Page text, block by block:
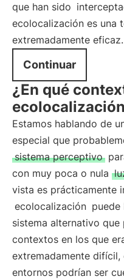
que han sido
ecolocalización es una
extremadamente eficaz.
Continuar
¿En qué
Estamos hablando de
especial que
sistema perceptivo
con muy poca o nula
vista es prácticamente
ecolocalización puede
sistema alternativo
contextos en los que
extremadamente
entornos podrían ser